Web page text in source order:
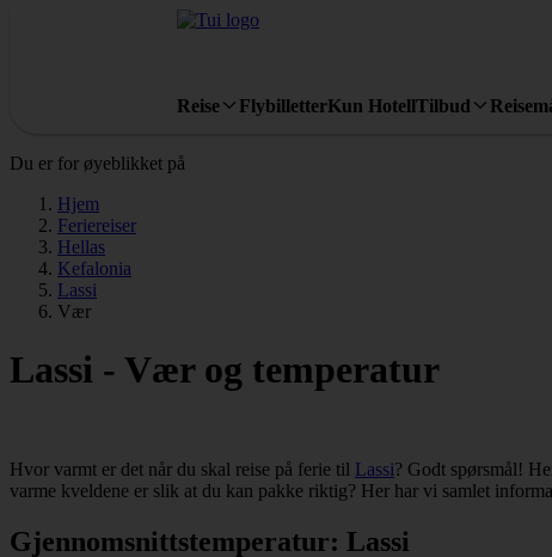
Reise FlybilletterKun HotellTilbud
Du er for øyeblikket på
Hjem
Feriereiser
Hellas
Kefalonia
Lassi
Vær
Lassi - Vær og temperatur
Hvor varmt er det når du skal reise på ferie til Lassi? Godt spørsmål!
varme kveldene er slik at du kan pakke riktig? Her har vi samlet
Gjennomsnittstemperatur: Lassi